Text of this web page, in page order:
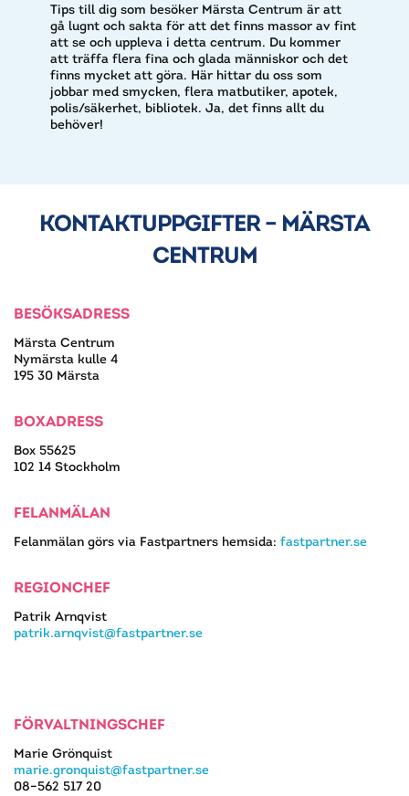
Tips till dig som besöker Märsta Centrum är att
gå lugnt och sakta för att det finns massor av fint
att se och uppleva i detta centrum. Du kommer
att träffa flera fina och glada människor och det
finns mycket att göra. Här hittar du oss som
jobbar med smycken, flera matbutiker, apotek,
polis/säkerhet, bibliotek. Ja, det finns allt du
behöver!
KONTAKTUPPGIFTER – MÄRSTA
CENTRUM
BESÖKSADRESS
Märsta Centrum
Nymärsta kulle 4
195 30 Märsta
BOXADRESS
Box 55625
102 14 Stockholm
FELANMÄLAN
Felanmälan görs via Fastpartners hemsida: fastpartner.se
REGIONCHEF
Patrik Arnqvist
patrik.arnqvist@fastpartner.se
FÖRVALTNINGSCHEF
Marie Grönquist
marie.gronquist@fastpartner.se
08–562 517 20